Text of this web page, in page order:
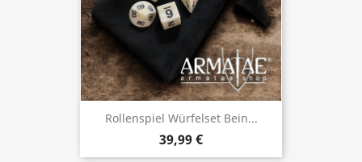
Rollenspiel Würfelset Bein...
39,99 €